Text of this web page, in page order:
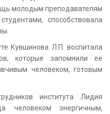
молодым преподавателям
способствовала
Кувшинова Л.П. воспитала
которые запомнили ее
человеком, готовым
института Лидия
человеком энергичным,